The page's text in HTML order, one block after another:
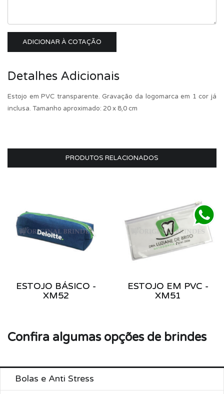
ADICIONAR À COTAÇÃO
Detalhes Adicionais
Estojo em PVC transparente. Gravação da logomarca em 1 cor já
inclusa. Tamanho aproximado: 20 x 8,0 cm
PRODUTOS RELACIONADOS
ESTOJO BÁSICO -
XM52
ESTOJO EM PVC -
XM51
Confira algumas opções de brindes
Bolas e Anti Stress